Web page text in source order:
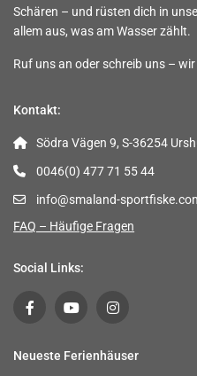
Schären – und rüsten dich in
allem aus, was am Wasser zählt.
Ruf uns an oder schreib uns –
Kontakt:
Södra Vägen 9, S-36254
0046(0) 477 71 55 44
info@smaland-
FAQ – Häufige Fragen
Social Links:
Neueste Ferienhäuser